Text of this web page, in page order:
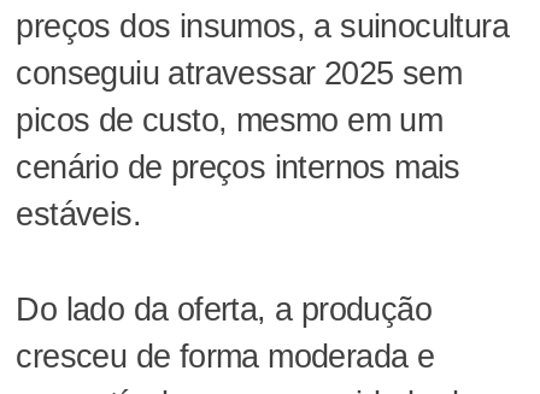
preços dos insumos, a suinocultura
conseguiu atravessar 2025 sem
picos de custo, mesmo em um
cenário de preços internos mais
estáveis.
Do lado da oferta, a produção
cresceu de forma moderada e